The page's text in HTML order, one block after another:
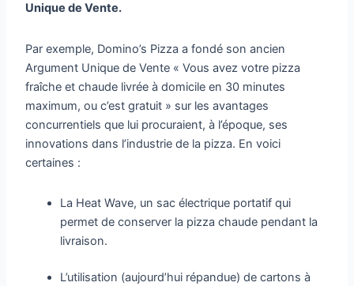
Unique de Vente.
Par exemple, Domino’s Pizza a fondé son ancien
Argument Unique de Vente « Vous avez votre pizza
fraîche et chaude livrée à domicile en 30 minutes
maximum, ou c’est gratuit » sur les avantages
concurrentiels que lui procuraient, à l’époque, ses
innovations dans l’industrie de la pizza. En voici
certaines :
La Heat Wave, un sac électrique portatif qui
permet de conserver la pizza chaude pendant la
livraison.
L’utilisation (aujourd’hui répandue) de cartons à